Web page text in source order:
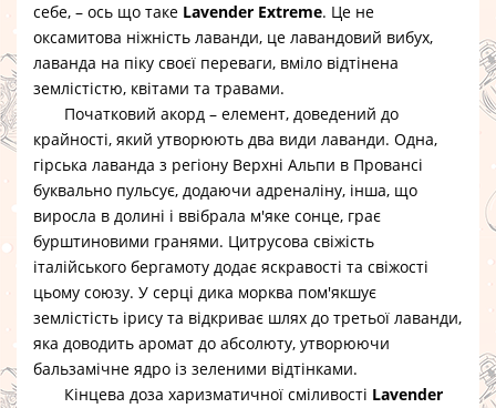
себе, – ось що таке Lavender Extreme. Це не
оксамитова ніжність лаванди, це лавандовий вибух,
лаванда на піку своєї переваги, вміло відтінена
землістістю, квітами та травами.
Початковий акорд – елемент, доведений до
крайності, який утворюють два види лаванди. Одна,
гірська лаванда з регіону Верхні Альпи в Провансі
буквально пульсує, додаючи адреналіну, інша, що
виросла в долині і ввібрала м'яке сонце, грає
бурштиновими гранями. Цитрусова свіжість
італійського бергамоту додає яскравості та свіжості
цьому союзу. У серці дика морква пом'якшує
землістість ірису та відкриває шлях до третьої лаванди,
яка доводить аромат до абсолюту, утворюючи
бальзамічне ядро ​​із зеленими відтінками.
Кінцева доза харизматичної сміливості Lavender